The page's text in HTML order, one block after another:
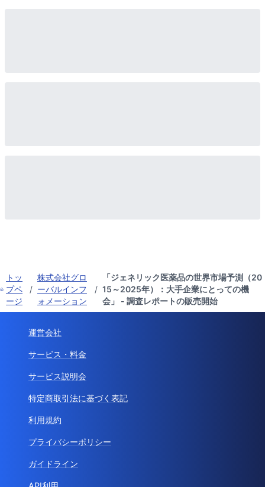
トッ
プペ
ージ
/
株式会社グロ
ーバルインフ
ォメーション
/
「ジェネリック医薬品の世界市場予測（20
15～2025年）：大手企業にとっての機
会」 - 調査レポートの販売開始
運営会社
サービス・料金
サービス説明会
特定商取引法に基づく表記
利用規約
プライバシーポリシー
ガイドライン